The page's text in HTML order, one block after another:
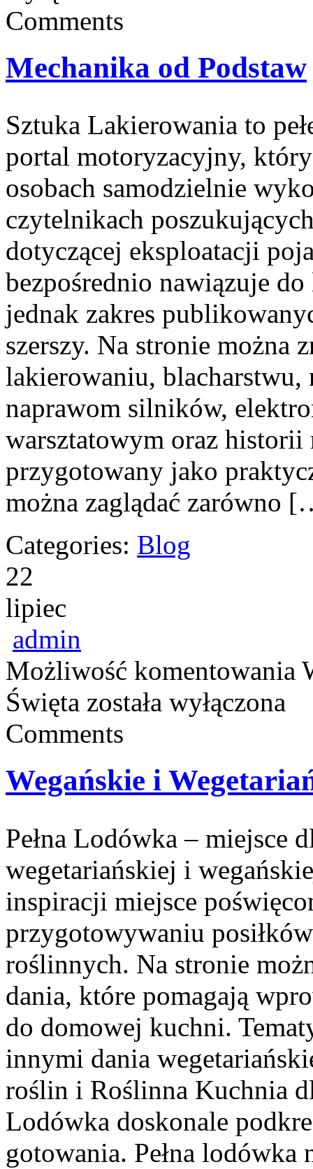
Comments
Mechanika od Podstaw
Sztuka Lakierowania to
portal motoryzacyjny,
osobach samodzielnie
czytelnikach
dotyczącej eksploatacji
bezpośrednio nawiązuje
jednak zakres
szerszy. Na stronie można
lakierowaniu, blacharstwu,
naprawom silników,
warsztatowym oraz historii
przygotowany jako
można zaglądać zarówno
Categories: Blog
22
lipiec
admin
Możliwość komentowania
Święta została wyłączona
Comments
Wegańskie i
Pełna Lodówka – miejsce
wegetariańskiej i
inspiracji miejsce
przygotowywaniu
roślinnych. Na stronie
dania, które pomagają
do domowej kuchni.
innymi dania
roślin i Roślinna Kuchnia
Lodówka doskonale
gotowania. Pełna